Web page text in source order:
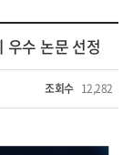
우수 논문 선정
조회수 12,282